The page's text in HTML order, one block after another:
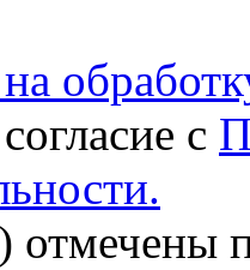
на
с
отмечены